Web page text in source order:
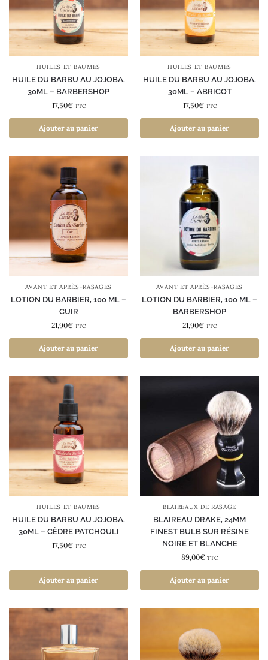
HUILES ET BAUMES
HUILE DU BARBU AU JOJOBA,
30ML – BARBERSHOP
17,50€ TTC
Ajouter au panier
HUILES ET BAUMES
HUILE DU BARBU AU JOJOBA,
30ML – ABRICOT
17,50€ TTC
Ajouter au panier
AVANT ET APRÈS-RASAGES
LOTION DU BARBIER, 100 ML –
CUIR
21,90€ TTC
Ajouter au panier
AVANT ET APRÈS-RASAGES
LOTION DU BARBIER, 100 ML –
BARBERSHOP
21,90€ TTC
Ajouter au panier
HUILES ET BAUMES
HUILE DU BARBU AU JOJOBA,
30ML – CÈDRE PATCHOULI
17,50€ TTC
Ajouter au panier
BLAIREAUX DE RASAGE
BLAIREAU DRAKE, 24MM
FINEST BULB SUR RÉSINE
NOIRE ET BLANCHE
89,00€ TTC
Ajouter au panier